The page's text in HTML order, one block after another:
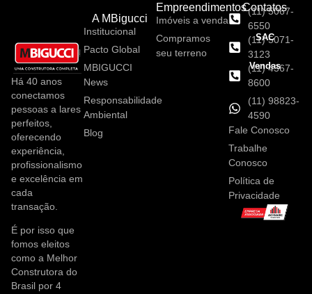
Há 40 anos
conectamos
pessoas a lares
perfeitos,
oferecendo
experiência,
profissionalismo
e excelência em
cada
transação.
É por isso que
fomos eleitos
como a Melhor
Construtora do
Brasil por 4
A MBigucci
Institucional
Pacto Global
MBIGUCCI
News
Responsabilidade
Ambiental
Blog
Empreendimentos
Imóveis a venda
Compramos
seu terreno
Contatos
(11) 5067-
6550
SAC
(11) 5071-
3123
Vendas
(11) 4367-
8600
(11) 98823-
4590
Fale Conosco
Trabalhe
Conosco
Política de
Privacidade